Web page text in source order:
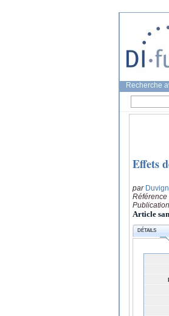
Recherche
Effets
par
Référence
Publication
Article
DÉTAILS